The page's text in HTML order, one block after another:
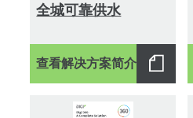
全城可靠供水
查看解决方案简介